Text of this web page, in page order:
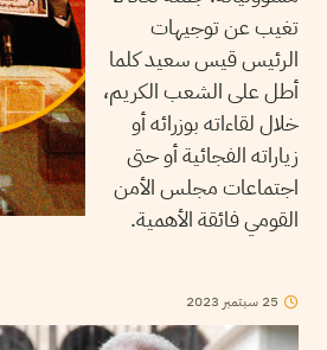
تغيب عن توجيهات
الرئيس قيس سعيد كلما
أطل على الشعب الكريم،
خلال لقاءاته بوزرائه أو
زياراته الفجائية أو حتى
اجتماعات مجلس الأمن
القومي فائقة الأهمية.
25 سبتمبر 2023